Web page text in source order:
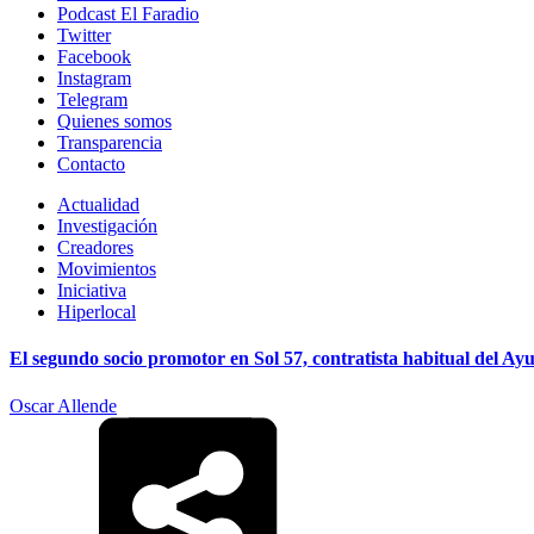
Podcast El Faradio
Twitter
Facebook
Instagram
Telegram
Quienes somos
Transparencia
Contacto
Actualidad
Investigación
Creadores
Movimientos
Iniciativa
Hiperlocal
El segundo socio promotor en Sol 57, contratista habitual del
Oscar Allende